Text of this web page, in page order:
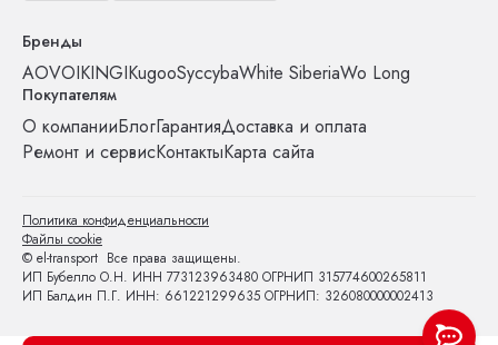
Бренды
AOVOIKINGIKugooSyccybaWhite SiberiaWo Long
Покупателям
О компанииБлогГарантияДоставка и оплата
Ремонт и сервисКонтактыКарта сайта
© el-transport Все права защищены.
ИП Бубелло О.Н. ИНН 773123963480 ОГРНИП 315774600265811
ИП Балдин П.Г. ИНН: 661221299635 ОГРНИП: 326080000002413
Политика конфиденциальности
Файлы cookie